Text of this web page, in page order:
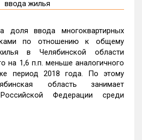
ввода многоквартирных
по отношению к общему
в Челябинской области
на 1,6 п.п. меньше аналогичного
период 2018 года. По этому
область занимает
Федерации среди